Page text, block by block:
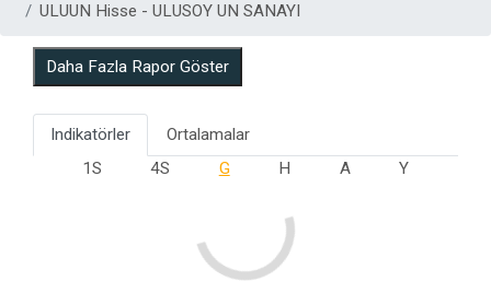
ULUUN Hisse - ULUSOY UN SANAYI
Daha Fazla Rapor Göster
Indikatörler
Ortalamalar
1S
4S G H A Y